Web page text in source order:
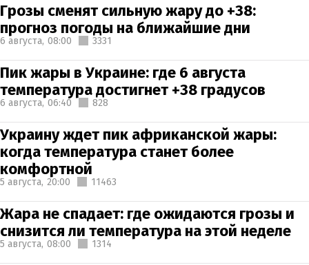
Грозы сменят сильную жару до +38:
прогноз погоды на ближайшие дни
6 августа, 08:00 3331
Пик жары в Украине: где 6 августа
температура достигнет +38 градусов
6 августа, 06:40 828
Украину ждет пик африканской жары:
когда температура станет более
комфортной
5 августа, 20:00 11463
Жара не спадает: где ожидаются грозы и
снизится ли температура на этой неделе
5 августа, 08:00 1314